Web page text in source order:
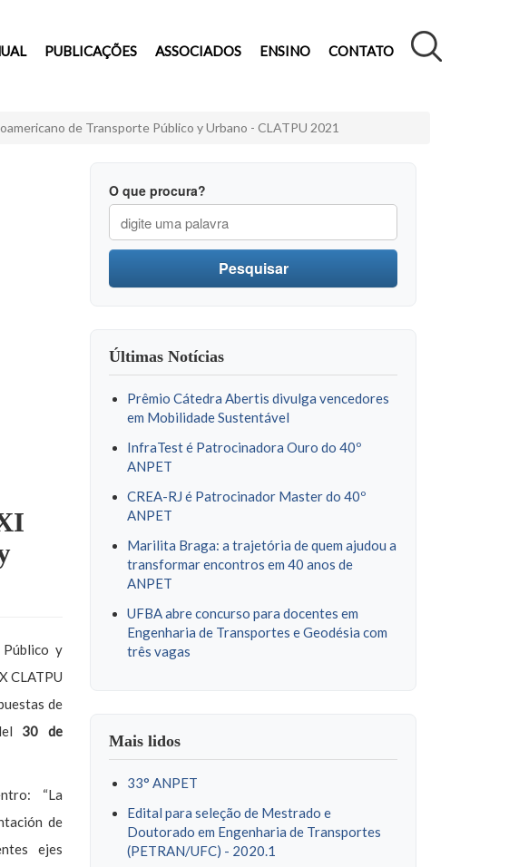
PUBLICAÇÕES ASSOCIADOS ENSINO CONTATO
de Transporte Público y Urbano - CLATPU 2021
Público y
CLATPU
de
30 de
“La
de
ejes
O que procura?
Pesquisar
Últimas Notícias
Prêmio Cátedra Abertis divulga vencedores
em Mobilidade Sustentável
InfraTest é Patrocinadora Ouro do 40º
ANPET
CREA-RJ é Patrocinador Master do 40º
ANPET
Marilita Braga: a trajetória de quem ajudou a
transformar encontros em 40 anos de
ANPET
UFBA abre concurso para docentes em
Engenharia de Transportes e Geodésia com
três vagas
Mais lidos
33° ANPET
Edital para seleção de Mestrado e
Doutorado em Engenharia de Transportes
(PETRAN/UFC) - 2020.1